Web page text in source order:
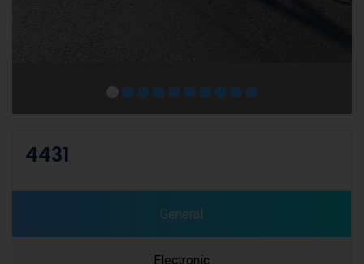
4431
General
Electronic